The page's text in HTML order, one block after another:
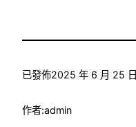
已發佈2025 年 6 月 25 日
作者:admin